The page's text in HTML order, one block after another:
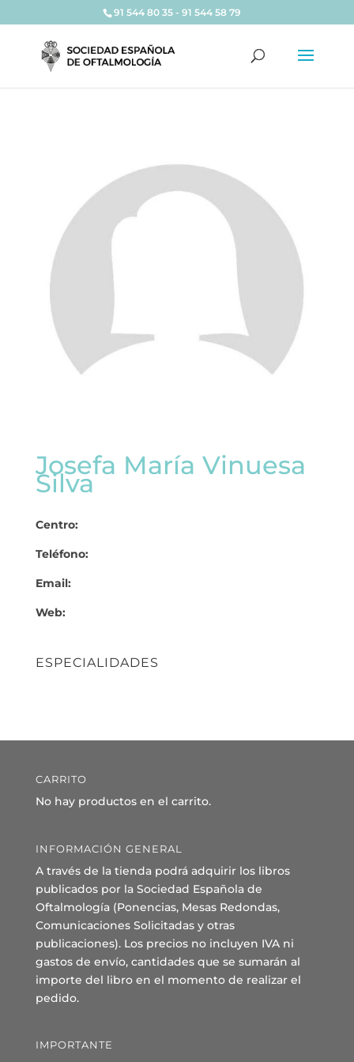
91 544 80 35 - 91 544 58 79
Josefa María Vinuesa
Silva
Centro:
Teléfono:
Email:
Web:
ESPECIALIDADES
CARRITO
No hay productos en el carrito.
INFORMACIÓN GENERAL
A través de la tienda podrá adquirir los libros
publicados por la Sociedad Española de
Oftalmología (Ponencias, Mesas Redondas,
Comunicaciones Solicitadas y otras
publicaciones). Los precios no incluyen IVA ni
gastos de envío, cantidades que se sumarán al
importe del libro en el momento de realizar el
pedido.
IMPORTANTE